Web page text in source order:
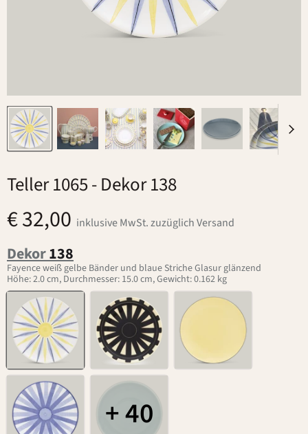
Teller 1065- Dekor 138
€ 32,00 inklusive MwSt. zuzüglich Versand
Dekor138
Fayence weiß gelbe Bänder und blaue Striche Glasur glänzend
Höhe: 2.0 cm, Durchmesser: 15.0 cm, Gewicht: 0.162 kg
+ 40